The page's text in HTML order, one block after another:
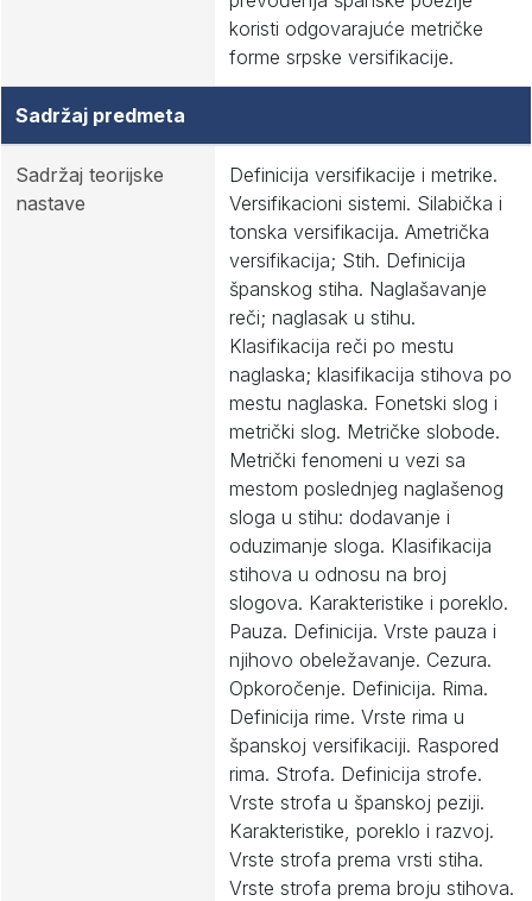
koristi odgovarajuće metričke
forme srpske versifikacije.
Sadržaj predmeta
Sadržaj teorijske
nastave
Definicija versifikacije i metrike.
Versifikacioni sistemi. Silabička i
tonska versifikacija. Ametrička
versifikacija; Stih. Definicija
španskog stiha. Naglašavanje
reči; naglasak u stihu.
Klasifikacija reči po mestu
naglaska; klasifikacija stihova po
mestu naglaska. Fonetski slog i
metrički slog. Metričke slobode.
Metrički fenomeni u vezi sa
mestom poslednjeg naglašenog
sloga u stihu: dodavanje i
oduzimanje sloga. Klasifikacija
stihova u odnosu na broj
slogova. Karakteristike i poreklo.
Pauza. Definicija. Vrste pauza i
njihovo obeležavanje. Cezura.
Opkoročenje. Definicija. Rima.
Definicija rime. Vrste rima u
španskoj versifikaciji. Raspored
rima. Strofa. Definicija strofe.
Vrste strofa u španskoj peziji.
Karakteristike, poreklo i razvoj.
Vrste strofa prema vrsti stiha.
Vrste strofa prema broju stihova.